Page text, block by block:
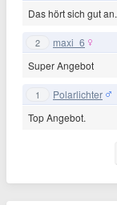
Das hört sich gut an.
2 maxi_6
Super Angebot
1 Polarlichter
Top Angebot.